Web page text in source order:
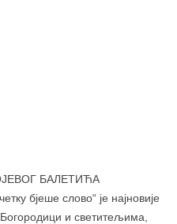
БАЛЕТИЋА
бјеше слово“ је најновије
и светитељима,